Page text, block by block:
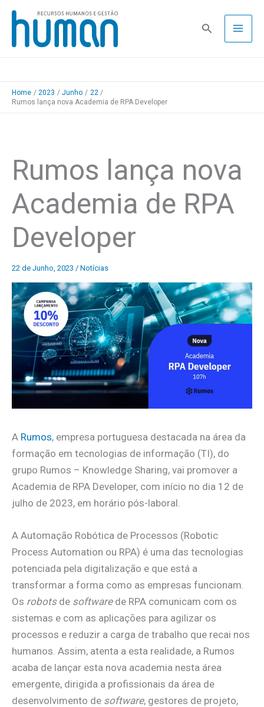
Skip
content
Pesquisa
Home 2023 Junho
22
Rumos lança nova Academia de RPA Developer
Rumos lança nova
Academia de RPA
Developer
22 de Junho, 2023 / Notícias
A Rumos, empresa portuguesa destacada na área da
formação em tecnologias de informação (TI), do
grupo Rumos – Knowledge Sharing, vai promover a
Academia de RPA Developer, com início no dia 12 de
julho de 2023, em horário pós-laboral.
A Automação Robótica de Processos (Robotic
Process Automation ou RPA) é uma das tecnologias
potenciada pela digitalização e que está a
transformar a forma como as empresas funcionam.
Os robots de softwarede RPA comunicam com os
sistemas e com as aplicações para agilizar os
processos e reduzir a carga de trabalho que recai nos
humanos. Assim, atenta a esta realidade, a Rumos
acaba de lançar esta nova academia nesta área
emergente, dirigida a profissionais da área de
desenvolvimento de software, gestores de projeto,